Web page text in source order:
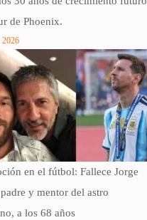
de Phoenix.
2026
en el fútbol: Fallece Jorge
y mentor del astro
a los 68 años